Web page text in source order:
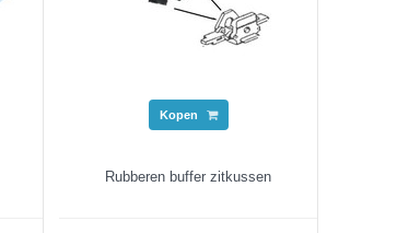
Kopen
Rubberen buffer zitkussen